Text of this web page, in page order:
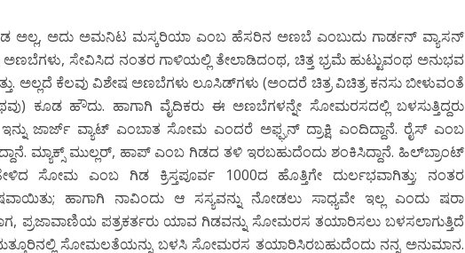
ಅಲ್ಲ, ಅದು ಅಮನಿಟ ಮಸ್ಕರಿಯಾ ಎಂಬ ಹೆಸರಿನ ಅಣಬೆ ಎಂಬುದು ಗಾರ್ಡನ್ ವ್ಯಾಸನ್
ಸೇವಿಸಿದ ನಂತರ ಗಾಳಿಯಲ್ಲಿ ತೇಲಾಡಿದಂಥ, ಚಿತ್ತ ಭ್ರಮೆ ಹುಟ್ಟುವಂಥ ಅನುಭವ
ಅಲ್ಲದೆ ಕೆಲವು ವಿಶೇಷ ಅಣಬೆಗಳು ಲೂಸಿಡ್‍ಗಳು (ಅಂದರೆ ಚಿತ್ರ ವಿಚಿತ್ರ ಕನಸು ಬೀಳುವಂತೆ
ಕೂಡ ಹೌದು. ಹಾಗಾಗಿ ವೈದಿಕರು ಈ ಅಣಬೆಗಳನ್ನೇ ಸೋಮರಸದಲ್ಲಿ ಬಳಸುತ್ತಿದ್ದರು
ಇನ್ನು ಜಾರ್ಜ್ ವ್ಯಾಟ್ ಎಂಬಾತ ಸೋಮ ಎಂದರೆ ಅಫ್ಘನ್ ದ್ರಾಕ್ಷಿ ಎಂದಿದ್ದಾನೆ. ರೈಸ್ ಎಂಬ
ಮ್ಯಾಕ್ಸ್ ಮುಲ್ಲರ್, ಹಾಪ್ ಎಂಬ ಗಿಡದ ತಳಿ ಇರಬಹುದೆಂದು ಶಂಕಿಸಿದ್ದಾನೆ. ಹಿಲ್‍ಬ್ರಾಂಟ್
ಸೋಮ ಎಂಬ ಗಿಡ ಕ್ರಿಸ್ತಪೂರ್ವ 1000ದ ಹೊತ್ತಿಗೇ ದುರ್ಲಭವಾಗಿತ್ತು; ನಂತರ
ಹಾಗಾಗಿ ನಾವಿಂದು ಆ ಸಸ್ಯವನ್ನು ನೋಡಲು ಸಾಧ್ಯವೇ ಇಲ್ಲ ಎಂದು ಷರಾ
ಪ್ರಜಾವಾಣಿಯ ಪತ್ರಕರ್ತರು ಯಾವ ಗಿಡವನ್ನು ಸೋಮರಸ ತಯಾರಿಸಲು ಬಳಸಲಾಗುತ್ತಿದೆ
ಮತ್ತೂರಿನಲ್ಲಿ ಸೋಮಲತೆಯನ್ನು ಬಳಸಿ ಸೋಮರಸ ತಯಾರಿಸಿರಬಹುದೆಂದು ನನ್ನ ಅನುಮಾನ.